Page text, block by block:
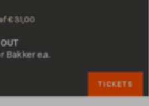
Bakker e.a.
€ 31,00
TICKETS